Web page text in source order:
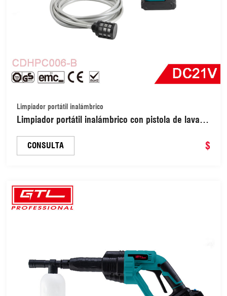
Limpiador portátil inalámbrico
Limpiador portátil inalámbrico con pistola de lavado
CONSULTA $